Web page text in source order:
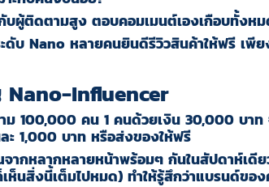
บผู้ติดตามสูง ตอบคอมเมนต์เองเกือบทั้งหม
ะดับ Nano หลายคนยินดีรีวิวสินค้าให้ฟรี เ
Nano-Influencer
100,000 คน 1 คนด้วยเงิน 30,000 บาท
1,000 บาท หรือส่งของให้ฟรี
ากหลากหลายหน้าพร้อมๆ กันในสัปดาห์เดีย
ห็นสิ่งนี้เต็มไปหมด) ทำให้รู้สึกว่าแบรนด์ขอ